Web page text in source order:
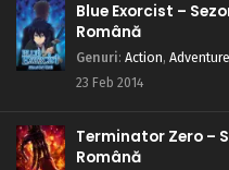
Blue Exorcist –
Română
Genuri: Action, Adventure
23 Feb 2014
Terminator Zero –
Română